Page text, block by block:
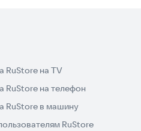
и Pixel. Если
RuStore на TV
RuStore на телефон
RuStore в машину
RuStore